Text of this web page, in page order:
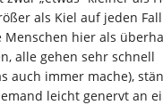
als Kiel auf jeden
Menschen hier als
alle gehen sehr schnell
auch immer mache),
leicht genervt an